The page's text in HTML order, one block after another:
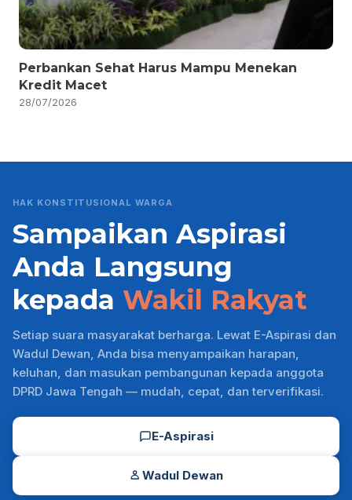
Perbankan Sehat Harus Mampu Menekan
Kredit Macet
28/07/2026
HAK KONSTITUSIONAL WARGA
Sampaikan Aspirasi
Anda Langsung
kepada Wakil Rakyat
Setiap suara masyarakat berharga. Lewat E-Aspirasi dan
Wadul Dewan, Anda bisa menyampaikan harapan,
keluhan, dan masukan pembangunan kepada anggota
DPRD Jawa Tengah — mudah, cepat, dan terverifikasi.
E-Aspirasi
Wadul Dewan